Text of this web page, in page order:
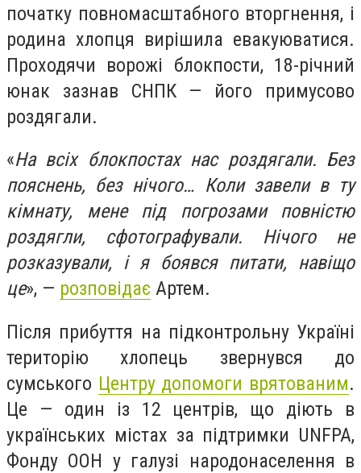
початку повномасштабного вторгнення, і
родина хлопця вирішила евакуюватися.
Проходячи ворожі блокпости, 18-річний
юнак зазнав СНПК — його примусово
роздягали.
«На всіх блокпостах нас роздягали. Без
пояснень, без нічого… Коли завели в ту
кімнату, мене під погрозами повністю
роздягли, сфотографували. Нічого не
розказували, і я боявся питати, навіщо
це», — розповідає Артем.
Після прибуття на підконтрольну Україні
територію хлопець звернувся до
сумського Центру допомоги врятованим.
Це — один із 12 центрів, що діють в
українських містах за підтримки UNFPA,
Фонду ООН у галузі народонаселення в